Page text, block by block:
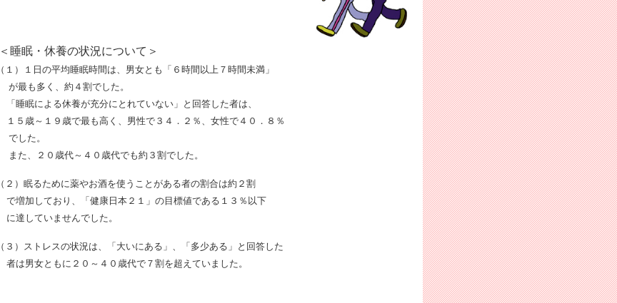
＜睡眠・休養の状況について＞
（１）１日の平均睡眠時間は、男女とも「６時間以上７時間未満」
が最も多く、約４割でした。
「睡眠による休養が充分にとれていない」と回答した者は、
１５歳～１９歳で最も高く、男性で３４．２％、女性で４０．８％
でした。
また、２０歳代～４０歳代でも約３割でした。
（２）眠るために薬やお酒を使うことがある者の割合は約２割
で増加しており、「健康日本２１」の目標値である１３％以下
に達していませんでした。
（３）ストレスの状況は、「大いにある」、「多少ある」と回答した
者は男女ともに２０～４０歳代で７割を超えていました。